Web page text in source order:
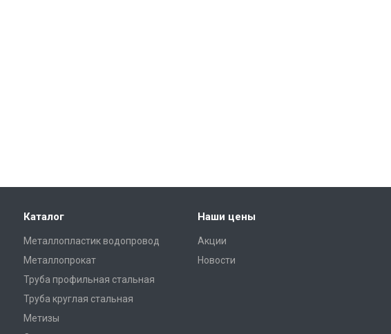
Каталог
Металлопластик водопровод
Металлопрокат
Труба профильная стальная
Труба круглая стальная
Метизы
Наши цены
Акции
Новости